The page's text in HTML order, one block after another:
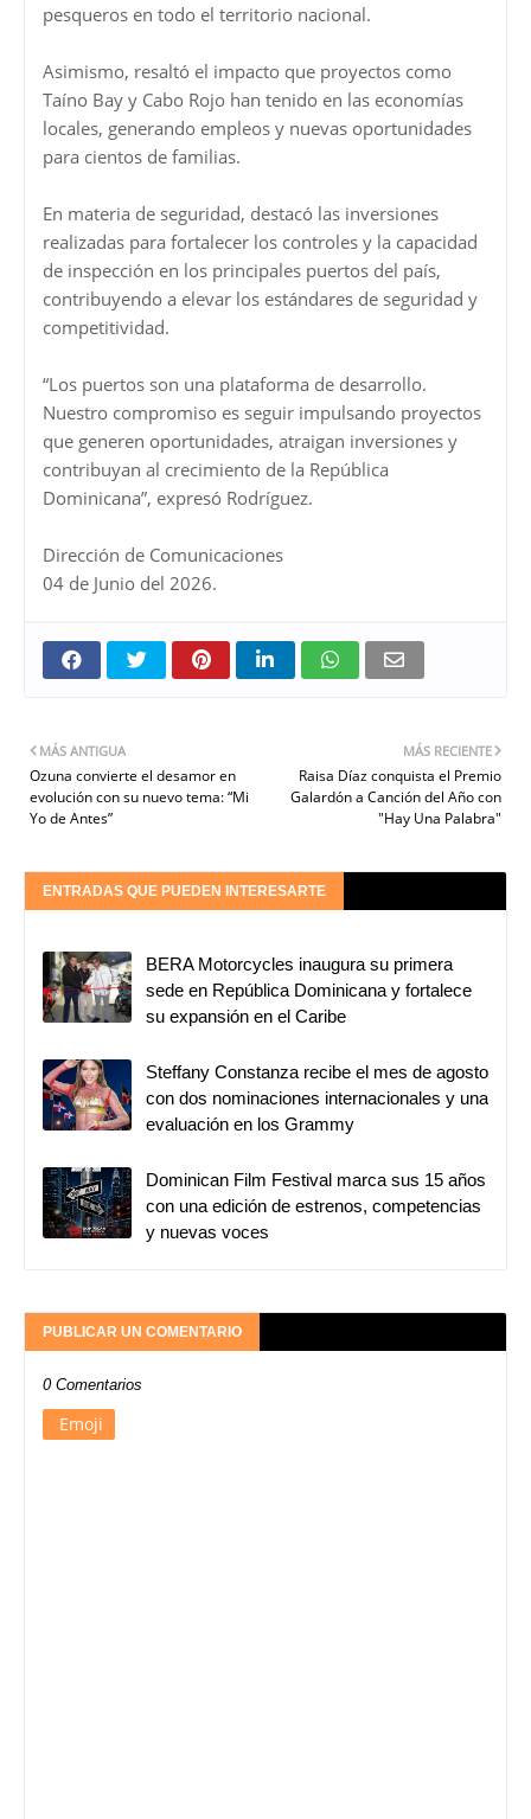
pesqueros en todo el territorio nacional.
Asimismo, resaltó el impacto que proyectos como
Taíno Bay y Cabo Rojo han tenido en las economías
locales, generando empleos y nuevas oportunidades
para cientos de familias.
En materia de seguridad, destacó las inversiones
realizadas para fortalecer los controles y la capacidad
de inspección en los principales puertos del país,
contribuyendo a elevar los estándares de seguridad y
competitividad.
“Los puertos son una plataforma de desarrollo.
Nuestro compromiso es seguir impulsando proyectos
que generen oportunidades, atraigan inversiones y
contribuyan al crecimiento de la República
Dominicana”, expresó Rodríguez.
Dirección de Comunicaciones
04 de Junio del 2026.
MÁS RECIENTE
Raisa Díaz conquista el Premio
Galardón a Canción del Año con
"Hay Una Palabra"
MÁS ANTIGUA
Ozuna convierte el desamor en
evolución con su nuevo tema: “Mi
Yo de Antes”
ENTRADAS QUE PUEDEN INTERESARTE
BERA Motorcycles inaugura su primera
sede en República Dominicana y fortalece
su expansión en el Caribe
Steffany Constanza recibe el mes de agosto
con dos nominaciones internacionales y una
evaluación en los Grammy
Dominican Film Festival marca sus 15 años
con una edición de estrenos, competencias
y nuevas voces
PUBLICAR UN COMENTARIO
0 Comentarios
Emoji